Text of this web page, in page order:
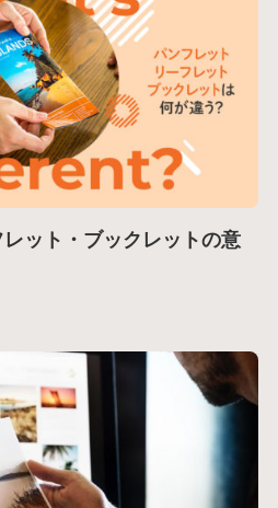
ット・ブックレットの意